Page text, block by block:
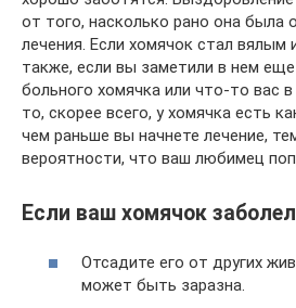
от того, насколько рано она была
лечения. Если хомячок стал вялым
также, если вы заметили в нем
больного хомячка или что-то вас
то, скорее всего, у хомячка есть
чем раньше вы начнете лечение,
вероятности, что ваш любимец
Если ваш хомячок
Отсадите его от других
может быть заразна.